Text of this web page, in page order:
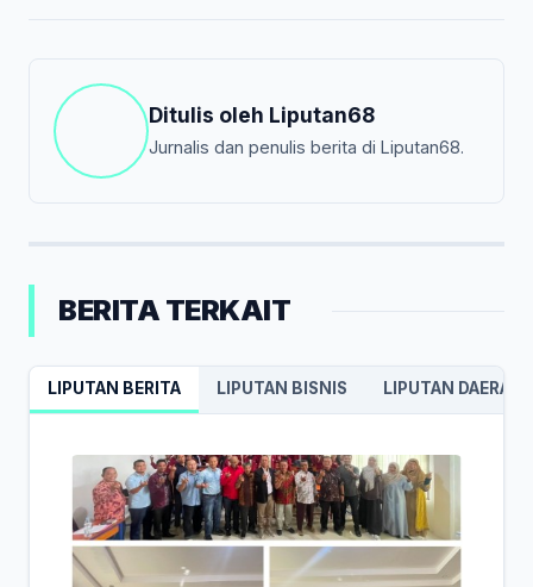
Ditulis oleh Liputan68
Jurnalis dan penulis berita di Liputan68.
BERITA TERKAIT
LIPUTAN BERITA LIPUTAN BISNIS LIPUTAN DAERAH